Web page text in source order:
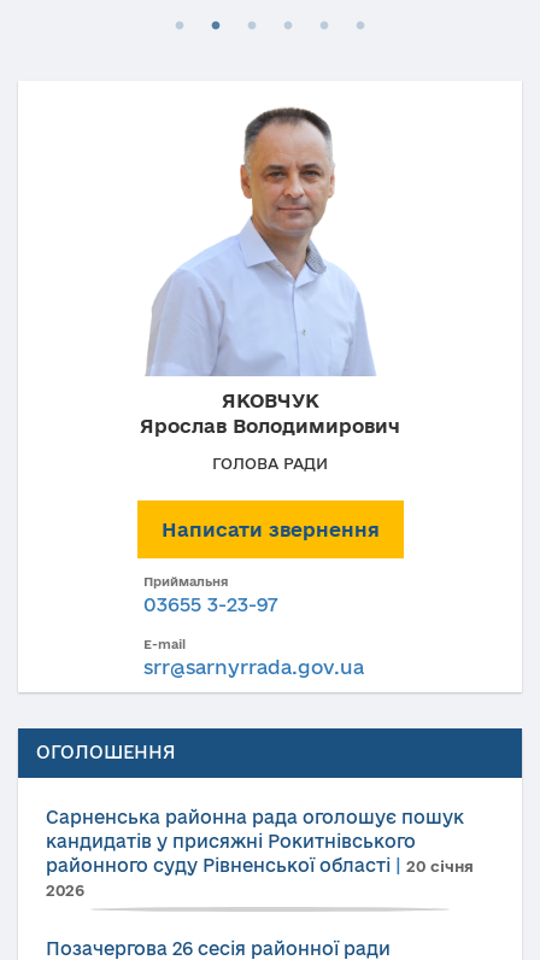
ЯКОВЧУК
Ярослав Володимирович
ГОЛОВА РАДИ
Написати звернення
Приймальня
03655 3-23-97
E-mail
srr@sarnyrrada.gov.ua
ОГОЛОШЕННЯ
Сарненська районна рада оголошує пошук
кандидатів у присяжні Рокитнівського
районного суду Рівненської області
20 січня
2026
Позачергова 26 сесія районної ради